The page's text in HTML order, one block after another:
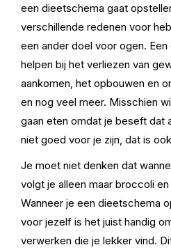
een dieetschema gaat
verschillende redenen voor
een ander doel voor ogen.
helpen bij het verliezen van
aankomen, het opbouwen en
en nog veel meer. Misschien
gaan eten omdat je beseft dat
niet goed voor je zijn, dat is
Je moet niet denken dat
volgt je alleen maar broccoli
Wanneer je een dieetschema
voor jezelf is het juist handig
verwerken die je lekker vind.